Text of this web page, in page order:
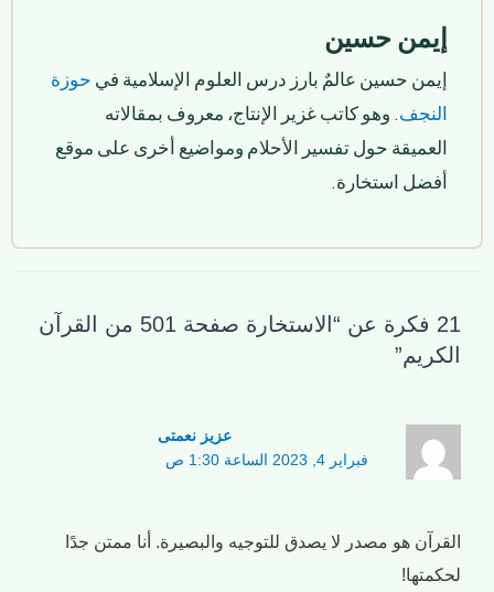
إيمن حسين
إيمن حسين عالمٌ بارز درس العلوم الإسلامية في حوزة
النجف. وهو كاتب غزير الإنتاج، معروف بمقالاته
العميقة حول تفسير الأحلام ومواضيع أخرى على موقع
أفضل استخارة.
21 فكرة عن “الاستخارة صفحة 501 من القرآن
الكريم”
عزیز نعمتی
فبراير 4, 2023 الساعة 1:30 ص
القرآن هو مصدر لا يصدق للتوجيه والبصيرة. أنا ممتن جدًا
لحكمتها!